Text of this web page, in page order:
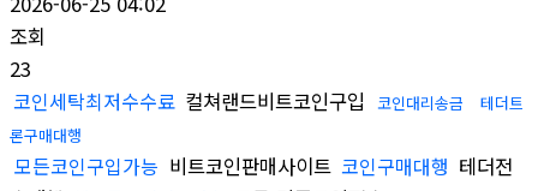
조회
23
코인세탁최저수수료 컬쳐랜드비트코인구입 코인대리송금
테더트
론구매대행
모든코인구입가능 비트코인판매사이트 코인구매대행 테더전